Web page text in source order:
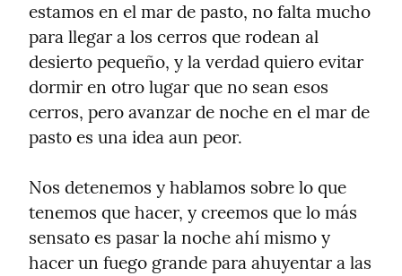
estamos en el mar de pasto, no falta mucho
para llegar a los cerros que rodean al
desierto pequeño, y la verdad quiero evitar
dormir en otro lugar que no sean esos
cerros, pero avanzar de noche en el mar de
pasto es una idea aun peor.
Nos detenemos y hablamos sobre lo que
tenemos que hacer, y creemos que lo más
sensato es pasar la noche ahí mismo y
hacer un fuego grande para ahuyentar a las